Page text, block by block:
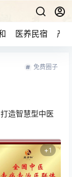
医养民宿 产
免费圈子
造智慧型中医
+1